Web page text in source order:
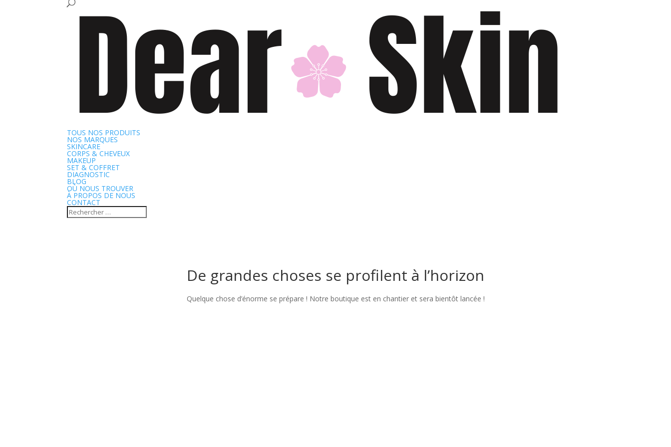
TOUS NOS PRODUITS
NOS MARQUES
SKINCARE
CORPS & CHEVEUX
MAKEUP
SET & COFFRET
DIAGNOSTIC
BLOG
OÙ NOUS TROUVER
À PROPOS DE NOUS
CONTACT
De grandes choses se profilent à l’horizon
Quelque chose d’énorme se prépare ! Notre boutique est en chantier et sera bientôt lancée !